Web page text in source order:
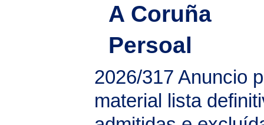
A Coruña
Persoal
2026/317 Anuncio
material lista